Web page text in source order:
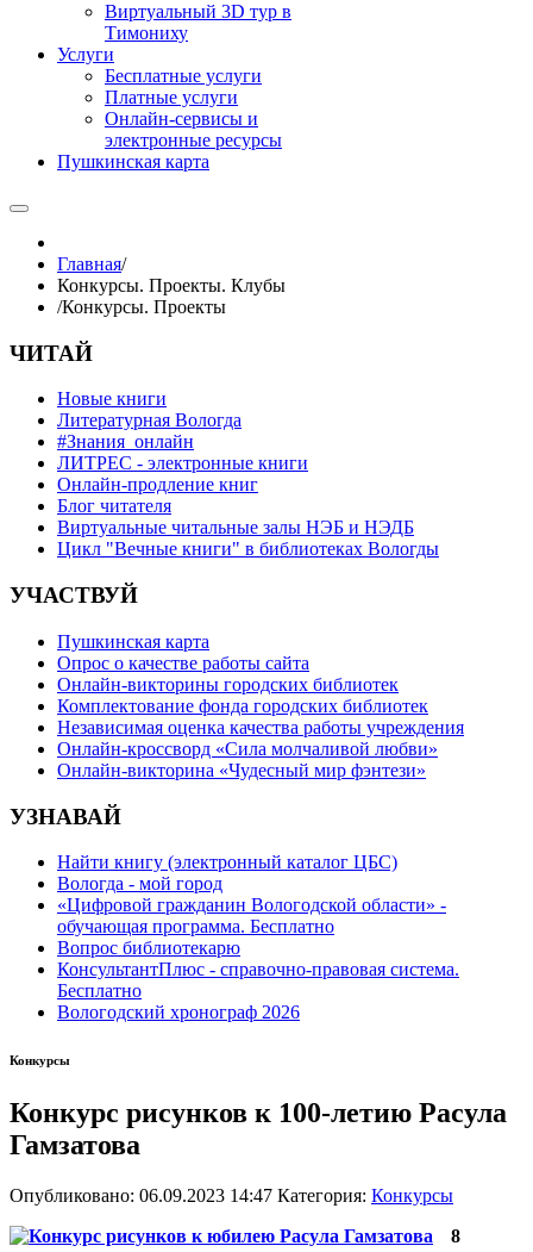
Виртуальный 3D тур в
Тимониху
Услуги
Бесплатные услуги
Платные услуги
Онлайн-сервисы и
электронные ресурсы
Пушкинская карта
Главная/
Конкурсы. Проекты. Клубы
/Конкурсы. Проекты
ЧИТАЙ
Новые книги
Литературная Вологда
#Знания_онлайн
ЛИТРЕС - электронные книги
Онлайн-продление книг
Блог читателя
Виртуальные читальные залы НЭБ и НЭДБ
Цикл "Вечные книги" в библиотеках Вологды
УЧАСТВУЙ
Пушкинская карта
Опрос о качестве работы сайта
Онлайн-викторины городских библиотек
Комплектование фонда городских библиотек
Независимая оценка качества работы учреждения
Онлайн-кроссворд «Сила молчаливой любви»
Онлайн-викторина «Чудесный мир фэнтези»
УЗНАВАЙ
Найти книгу (электронный каталог ЦБС)
Вологда - мой город
«Цифровой гражданин Вологодской области» -
обучающая программа. Бесплатно
Вопрос библиотекарю
КонсультантПлюс - справочно-правовая система.
Бесплатно
Вологодский хронограф 2026
Конкурсы
Конкурс рисунков к 100-летию Расула
Гамзатова
Опубликовано: 06.09.2023 14:47 Категория: Конкурсы
8